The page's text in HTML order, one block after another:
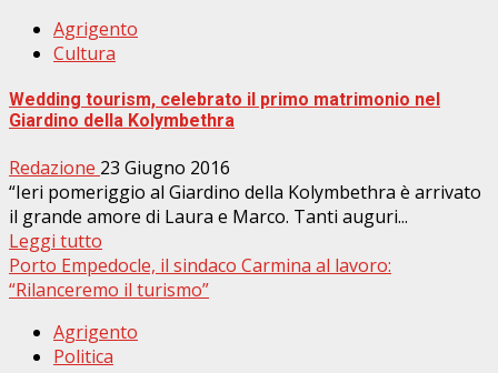
Agrigento
Cultura
Wedding tourism, celebrato il primo matrimonio nel
Giardino della Kolymbethra
Redazione 23 Giugno 2016
“Ieri pomeriggio al Giardino della Kolymbethra è arrivato
il grande amore di Laura e Marco. Tanti auguri...
Leggi tutto
Porto Empedocle, il sindaco Carmina al lavoro:
“Rilanceremo il turismo”
Agrigento
Politica